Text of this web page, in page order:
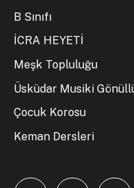
B Sınıfı
İCRA HEYETİ
Meşk Topluluğu
Üsküdar Musiki
Çocuk Korosu
Keman Dersleri